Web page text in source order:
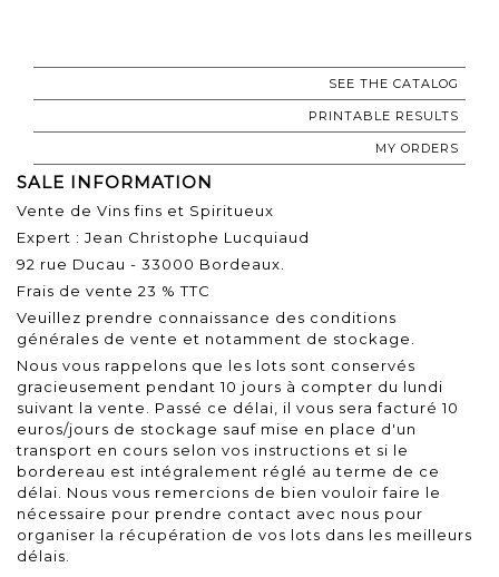
SEE THE CATALOG
PRINTABLE RESULTS
MY ORDERS
SALE INFORMATION
Vente de Vins fins et Spiritueux
Expert : Jean Christophe Lucquiaud
92 rue Ducau - 33000 Bordeaux.
Frais de vente 23 % TTC
Veuillez prendre connaissance des conditions
générales de vente et notamment de stockage.
Nous vous rappelons que les lots sont conservés
gracieusement pendant 10 jours à compter du lundi
suivant la vente. Passé ce délai, il vous sera facturé 10
euros/jours de stockage sauf mise en place d'un
transport en cours selon vos instructions et si le
bordereau est intégralement réglé au terme de ce
délai. Nous vous remercions de bien vouloir faire le
nécessaire pour prendre contact avec nous pour
organiser la récupération de vos lots dans les meilleurs
délais.